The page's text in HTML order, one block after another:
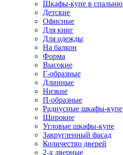
Шкафы-купе в спальню
Детские
Офисные
Для книг
Для одежды
На балкон
Форма
Высокие
Г-образные
Длинные
Низкие
П-образные
Радиусные шкафы-купе
Широкие
Угловые шкафы-купе
Закругленный фасад
Количество дверей
2-х дверные